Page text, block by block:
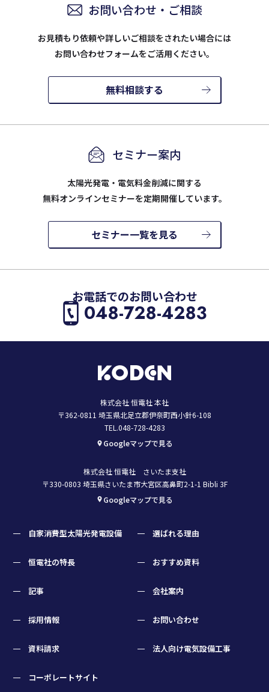
お問い合わせ・ご相談
お見積もり依頼や詳しいご相談をされたい場合には
お問い合わせフォームをご活用ください。
無料相談する
セミナー案内
太陽光発電・電気料金削減に関する
無料オンラインセミナーを定期開催しています。
セミナー一覧を見る
お電話でのお問い合わせ
048-728-4283
株式会社 恒電社 本社
〒362-0811 埼玉県北足立郡伊奈町西小針6-108
TEL.048-728-4283
Googleマップで見る
株式会社 恒電社 さいたま支社
〒330-0803 埼玉県さいたま市大宮区高鼻町2-1-1 Bibli 3F
Googleマップで見る
自家消費型太陽光発電設備 選ばれる理由
恒電社の特長 おすすめ資料
記事 会社案内
採用情報 お問い合わせ
資料請求 法人向け電気設備工事
コーポレートサイト